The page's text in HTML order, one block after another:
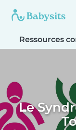
Ressources
Le